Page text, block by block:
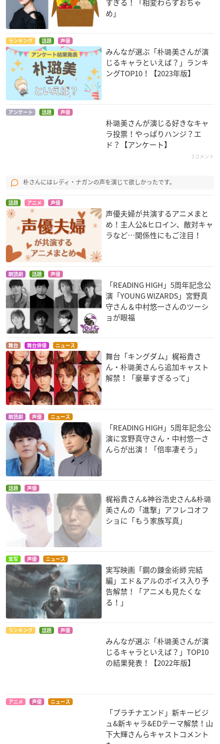
ヒゲぴよ 上杉謙信
片岡珠代
ヘタリア Axis Powe
rs
黒塚 KUROZUKA
機動戦士ガンダム00
2nd Season
タ
マダム・レッド
ウルトラヴァイオレ
ット：コード044
044
イタズラなKiss
入江裕樹
Yes!プリキュア5 Go
Go!
シロップ
MAJOR（メジャー）
4th season
清水大河
あまつき
素敵探偵ラビリンス
古賀幸太
電脳コイル
ハラケン
大江戸ロケット
お伊勢
イノセント・ヴィー
獣王星
すぎる！「相変わらずおちゃ
め」
ランキング 話題 声優
みんなが選ぶ「朴璐美さんが演
じるキャラといえば？」ランキ
ングTOP10！【2023年版】
アンケート 話題 声優
朴璐美さんが演じる好きなキャ
ラ投票！やっぱりハンジ？エ
ド？【アンケート】
3コメント
朴さんにはレディ・ナガンの声を演じて欲しかったです。
話題 アニメ 声優
声優夫婦が共演するアニメまと
め！主人公&ヒロイン、敵対キャ
ラなど…関係性にもご注目！
朗読劇 話題 声優
「READING HIGH」5周年記念公
演「YOUNG WIZARDS」宮野真
守さん＆中村悠一さんのツーシ
ョが眼福
舞台 舞台俳優 ニュース
舞台「キングダム」梶裕貴さ
ん・朴璐美さんら追加キャスト
解禁！「豪華すぎるって」
朗読劇 声優 ニュース
「READING HIGH」5周年記念公
演に宮野真守さん・中村悠一さ
んらが出演！「倍率凄そう」
話題 声優
梶裕貴さん&神谷浩史さん&朴璐
美さんの「進撃」アフレコオフ
ショに「もう家族写真」
実写 声優 ニュース
実写映画「鋼の錬金術師 完結
編」エド＆アルのボイス入り予
告解禁！「アニメも見たくな
る！」
ランキング 話題 声優
みんなが選ぶ「朴璐美さんが演
じるキャラといえば？」TOP10
の結果発表！【2022年版】
アニメ 声優 ニュース
「プラチナエンド」新キービジ
ュ&新キャラ&EDテーマ解禁！山
下大輝さんらキャストコメント